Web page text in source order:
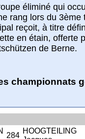
éliminé qui
rang lors du 3ème
reçoit, à titre
en étain, offerte
de Berne.
championnats
284
HOOGTEILING